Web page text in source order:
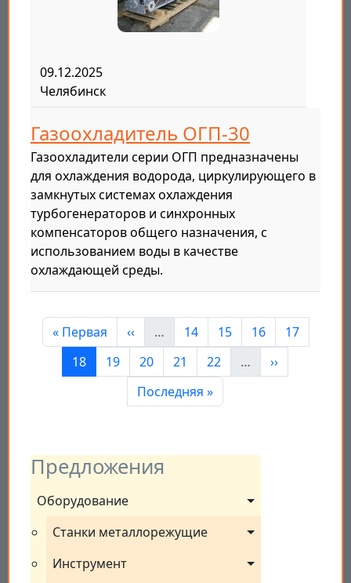
Предложения
Оборудование
Станки металлорежущие
Инструмент
09.12.2025
Челябинск
Газоохладитель ОГП-30
Газоохладители серии ОГП предназначены
для охлаждения водорода, циркулирующего в
замкнутых системах охлаждения
турбогенераторов и синхронных
компенсаторов общего назначения, с
использованием воды в качестве
охлаждающей среды.
Нумерация страниц
Первая страница
« Первая Предыдущая страница
‹‹ … Страница
14 Страница
15 Страница
16 Страница
17
Страница
18 Страница
19 Страница
20 Страница
21 Страница
22 … Следующая
››
Последняя страница
Последняя »